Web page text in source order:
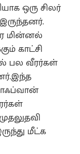
ஒரு சிலர்
மின்னல்
காட்சி
பல வீரர்கள்
மீட்க